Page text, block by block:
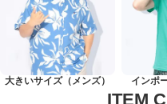
大きいサイズ（メンズ） インポ